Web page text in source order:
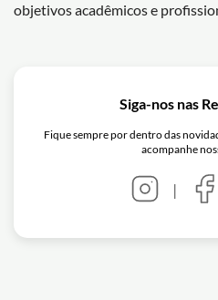
objetivos acadêmicos e
Siga-nos nas
Fique sempre por dentro das
acompanhe
|